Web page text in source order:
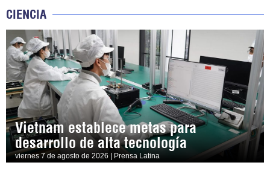
CIENCIA
Vietnam establece metas para
desarrollo de alta tecnología
viernes 7 de agosto de 2026 | Prensa Latina